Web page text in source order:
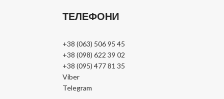
ТЕЛЕФОНИ
+38 (063) 506 95 45
+38 (098) 622 39 02
+38 (095) 477 81 35
Viber
Telegram